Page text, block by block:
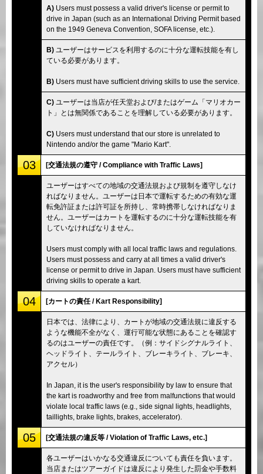
A) Users must possess a valid driver's license or permit to
drive in Japan (such as an International Driving Permit based
on the 1949 Geneva Convention, SOFA license, etc.).
B) ユーザーはサービスを利用するのに十分な運転技能を有し
ている必要があります。
B) Users must have sufficient driving skills to use the service.
C) ユーザーは当店が任天堂および/またはゲーム「マリオカー
ト」とは無関係であることを理解している必要があります。
C) Users must understand that our store is unrelated to
Nintendo and/or the game "Mario Kart".
03 [交通法規の遵守 / Compliance with Traffic Laws]
ユーザーはすべての地域の交通法規および規制を遵守しなけ
ればなりません。ユーザーは日本で運転するための有効な運
転免許証または許可証を所持し、常時携帯しなければなりま
せん。ユーザーはカートを運転するのに十分な運転技能を有
していなければなりません。
Users must comply with all local traffic laws and regulations.
Users must possess and carry at all times a valid driver's
license or permit to drive in Japan. Users must have sufficient
driving skills to operate a kart.
04 [カートの責任 / Kart Responsibility]
日本では、法律により、カートが地域の交通法規に違反する
ような機能不全がなく、運行可能な状態にあることを確認す
るのはユーザーの責任です。（例：サイドシグナルライト、
ヘッドライト、テールライト、ブレーキライト、ブレーキ、
アクセル）
In Japan, it is the user's responsibility by law to ensure that
the kart is roadworthy and free from malfunctions that would
violate local traffic laws (e.g., side signal lights, headlights,
taillights, brake lights, brakes, accelerator).
05 [交通法規の違反等 / Violation of Traffic Laws, etc.]
各ユーザーはいかなる交通違反についても責任を負います。
当店またはツアーガイドは違反により発生した罰金や手数料